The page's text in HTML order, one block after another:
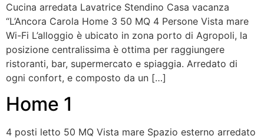
Cucina arredata Lavatrice Stendino Casa vacanza
“L’Ancora Carola Home 3 50 MQ 4 Persone Vista mare
Wi-Fi L’alloggio è ubicato in zona porto di Agropoli, la
posizione centralissima è ottima per raggiungere
ristoranti, bar, supermercato e spiaggia. Arredato di
ogni confort, e composto da un […]
Home 1
4 posti letto 50 MQ Vista mare Spazio esterno arredato